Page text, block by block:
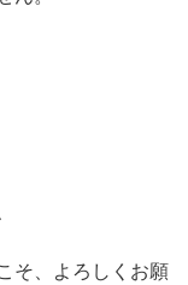
そ、よろしくお願